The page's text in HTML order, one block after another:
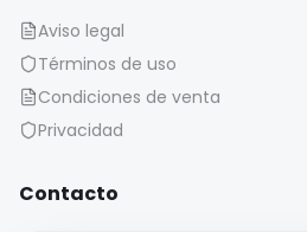
Aviso legal
Términos de uso
Condiciones de venta
Privacidad
Contacto